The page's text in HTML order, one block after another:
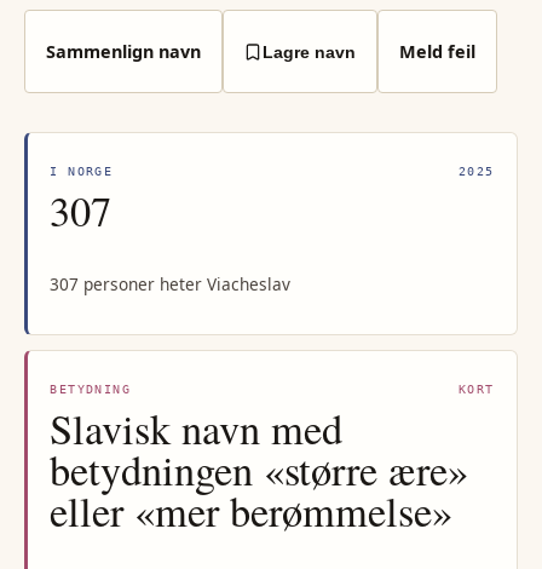
Sammenlign navn Lagre navn Meld feil
I NORGE 2025
307
307 personer heter Viacheslav
BETYDNING KORT
Slavisk navn med
betydningen «større ære»
eller «mer berømmelse»